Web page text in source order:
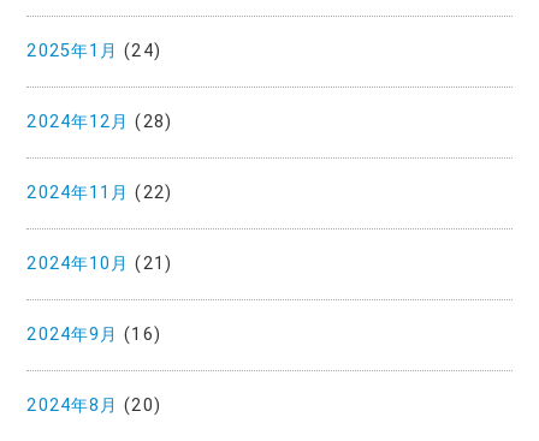
2025年1月 (24)
2024年12月 (28)
2024年11月 (22)
2024年10月 (21)
2024年9月 (16)
2024年8月 (20)